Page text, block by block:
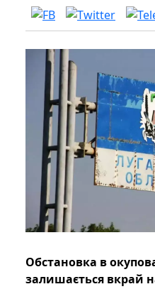
Обстановка в
залишається вкрай